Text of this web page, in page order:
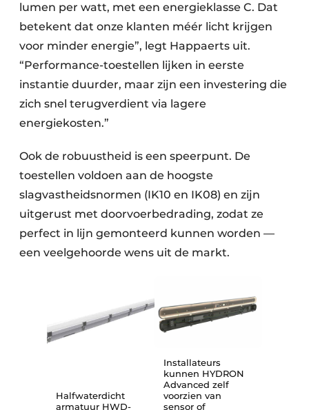
lumen per watt, met een energieklasse C. Dat
betekent dat onze klanten méér licht krijgen
voor minder energie”, legt Happaerts uit.
“Performance-toestellen lijken in eerste
instantie duurder, maar zijn een investering die
zich snel terugverdient via lagere
energiekosten.”
Ook de robuustheid is een speerpunt. De
toestellen voldoen aan de hoogste
slagvastheidsnormen (IK10 en IK08) en zijn
uitgerust met doorvoerbedrading, zodat ze
perfect in lijn gemonteerd kunnen worden —
een veelgehoorde wens uit de markt.
Halfwaterdicht
armatuur HWD-
Installateurs
kunnen HYDRON
Advanced zelf
voorzien van
sensor of